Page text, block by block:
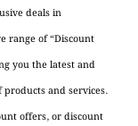
deals in
range of “Discount
you the latest and
and services.
offers, or discount